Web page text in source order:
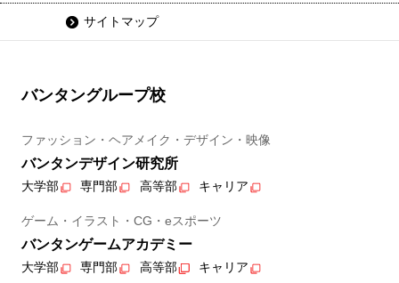
サイトマップ
バンタングループ校
ファッション・ヘアメイク・デザイン・映像
バンタンデザイン研究所
大学部 専門部 高等部 キャリア
ゲーム・イラスト・CG・eスポーツ
バンタンゲームアカデミー
大学部 専門部 高等部 キャリア